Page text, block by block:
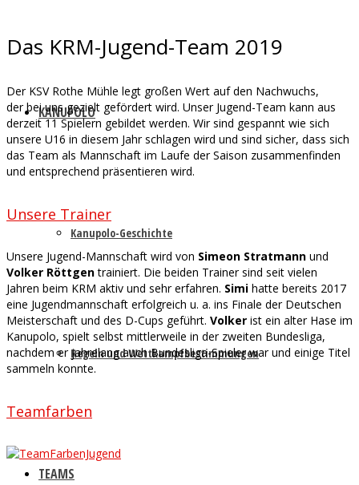
KANUPOLO
Kanupolo-Geschichte
Regeln und Wettkampfbestimmungen
TEAMS
Das KRM-Jugend-Team 2019
Der KSV Rothe Mühle legt großen Wert auf den Nachwuchs,
der bei uns gezielt gefördert wird. Unser Jugend-Team kann aus
derzeit 11 Spielern gebildet werden. Wir sind gespannt wie sich
unsere U16 in diesem Jahr schlagen wird und sind sicher, dass sich
das Team als Mannschaft im Laufe der Saison zusammenfinden
und entsprechend präsentieren wird.
Unsere Trainer
Unsere Jugend-Mannschaft wird von Simeon Stratmann und
Volker Röttgentrainiert. Die beiden Trainer sind seit vielen
Jahren beim KRM aktiv und sehr erfahren. Simi hatte bereits 2017
eine Jugendmannschaft erfolgreich u. a. ins Finale der Deutschen
Meisterschaft und des D-Cups geführt. Volker ist ein alter Hase im
Kanupolo, spielt selbst mittlerweile in der zweiten Bundesliga,
nachdem er jahrelang auch Bundesliga-Spieler war und einige Titel
sammeln konnte.
Teamfarben